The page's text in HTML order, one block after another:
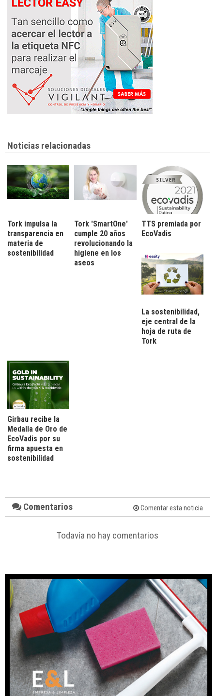
Noticias relacionadas
Tork impulsa la
transparencia en
materia de
sostenibilidad
Tork 'SmartOne'
cumple 20 años
revolucionando la
higiene en los
aseos
TTS premiada por
EcoVadis
La sostenibilidad,
eje central de la
hoja de ruta de
Tork
Girbau recibe la
Medalla de Oro de
EcoVadis por su
firma apuesta en
sostenibilidad
Comentarios Comentar esta noticia
Todavía no hay comentarios